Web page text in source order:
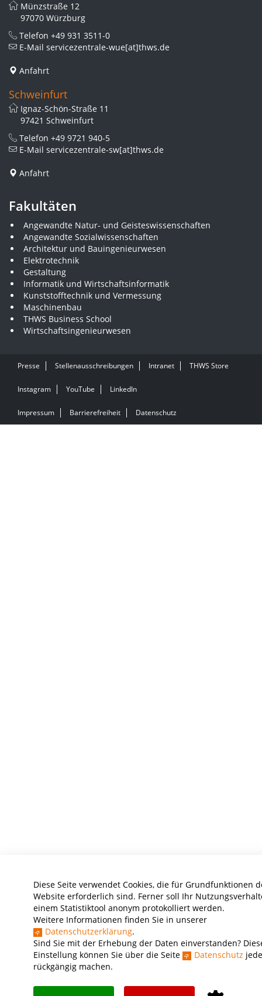
Diese Seite verwendet Cookies, die für Grundfunktionen
Website erforderlich sind. Ferner soll Ihr
einem Statistiktool anonym protokolliert werden.
Weitere Informationen finden Sie in unserer
Datenschutzerklärung.
Sind Sie mit der Erhebung der Daten einverstanden?
Einstellung können Sie über die Seite
Datenschutz
rückgängig machen.
Münzstraße 12
97070 Würzburg
Telefon +49 931 3511-0
E-Mail servicezentrale-wue[at]thws.de
Anfahrt
Schweinfurt
Ignaz-Schön-Straße 11
97421 Schweinfurt
Telefon +49 9721 940-5
E-Mail servicezentrale-sw[at]thws.de
Anfahrt
Fakultäten
Angewandte Natur- und Geisteswissenschaften
Angewandte Sozialwissenschaften
Architektur und Bauingenieurwesen
Elektrotechnik
Gestaltung
Informatik und Wirtschaftsinformatik
Kunststofftechnik und Vermessung
Maschinenbau
THWS Business School
Wirtschaftsingenieurwesen
Presse Stellenausschreibungen Intranet THWS Store
Instagram YouTube LinkedIn
Impressum Barrierefreiheit Datenschutz